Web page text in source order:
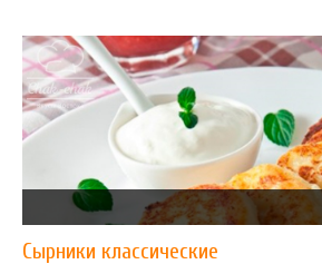
Сырники классические